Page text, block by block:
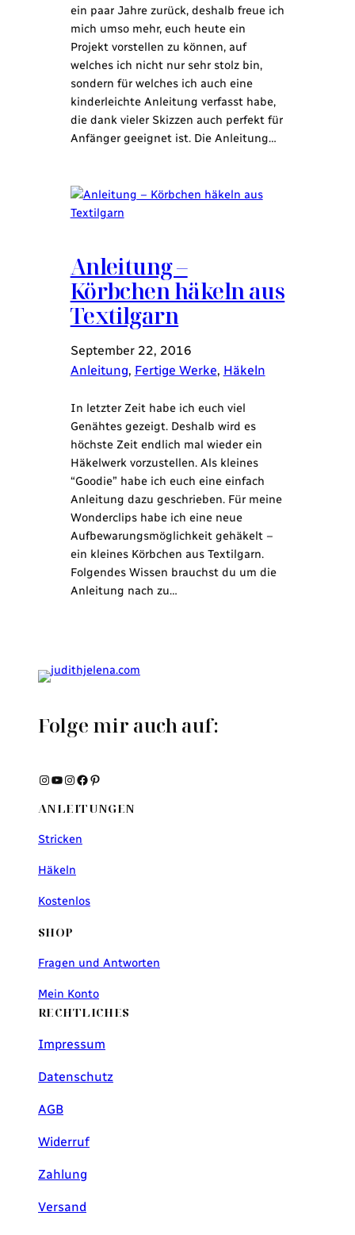
ein paar Jahre zurück, deshalb freue ich
mich umso mehr, euch heute ein
Projekt vorstellen zu können, auf
welches ich nicht nur sehr stolz bin,
sondern für welches ich auch eine
kinderleichte Anleitung verfasst habe,
die dank vieler Skizzen auch perfekt für
Anfänger geeignet ist. Die Anleitung…
Anleitung –
Körbchen häkeln aus
Textilgarn
September 22, 2016
Anleitung, Fertige Werke, Häkeln
In letzter Zeit habe ich euch viel
Genähtes gezeigt. Deshalb wird es
höchste Zeit endlich mal wieder ein
Häkelwerk vorzustellen. Als kleines
“Goodie” habe ich euch eine einfach
Anleitung dazu geschrieben. Für meine
Wonderclips habe ich eine neue
Aufbewarungsmöglichkeit gehäkelt –
ein kleines Körbchen aus Textilgarn.
Folgendes Wissen brauchst du um die
Anleitung nach zu…
Folge mir auch auf:
Instagram YouTube Instagram Facebook Pinterest
ANLEITUNGEN
Stricken
Häkeln
Kostenlos
SHOP
Fragen und Antworten
Mein Konto
RECHTLICHES
Impressum
Datenschutz
AGB
Widerruf
Zahlung
Versand